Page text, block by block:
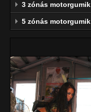
3 zónás motorgumik
5 zónás motorgumik